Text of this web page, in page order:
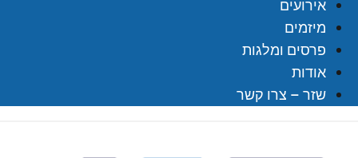
אירועים
מיזמים
פרסים ומלגות
אודות
שזר – צרו קשר